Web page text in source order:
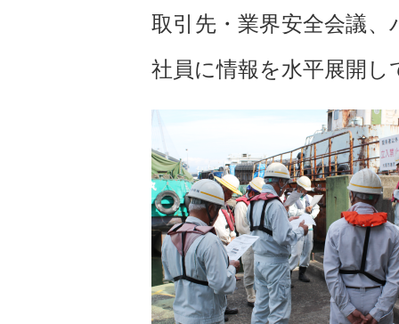
取引先・業界安全会議
社員に情報を水平展開し